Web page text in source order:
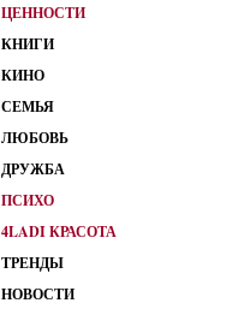
ЦЕННОСТИ
КНИГИ
КИНО
СЕМЬЯ
ЛЮБОВЬ
ДРУЖБА
ПСИХО
4LADI КРАСОТА
ТРЕНДЫ
НОВОСТИ